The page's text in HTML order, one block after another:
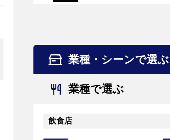
業種・シーンで選ぶ
業種で選ぶ
飲食店